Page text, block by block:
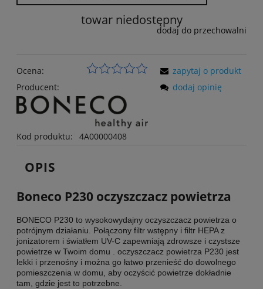
towar niedostępny
dodaj do przechowalni
Ocena:
Producent:
Kod produktu: 4A00000408
zapytaj o produkt
dodaj opinię
OPIS
Boneco P230 oczyszczacz powietrza
BONECO P230 to wysokowydajny oczyszczacz powietrza o
potrójnym działaniu. Połączony filtr wstępny i filtr HEPA z
jonizatorem i światłem UV-C zapewniają zdrowsze i czystsze
powietrze w Twoim domu . oczyszczacz powietrza P230 jest
lekki i przenośny i można go łatwo przenieść do dowolnego
pomieszczenia w domu, aby oczyścić powietrze dokładnie
tam, gdzie jest to potrzebne.